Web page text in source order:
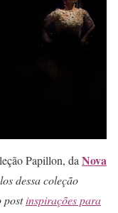
Papillon, da Nova
dessa coleção
postinspirações para